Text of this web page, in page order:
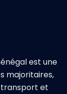
est une
majoritaires,
transport et